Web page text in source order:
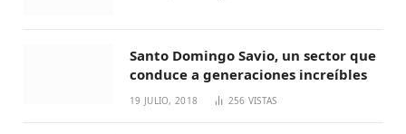
Santo Domingo Savio, un sector que
conduce a generaciones increíbles
19 JULIO, 2018 256 VISTAS